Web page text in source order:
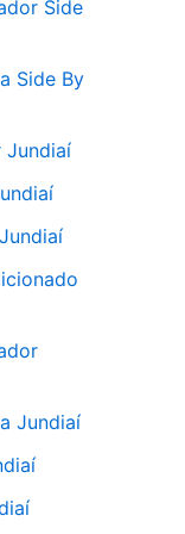
Side
Side By
Jundiaí
Jundiaí